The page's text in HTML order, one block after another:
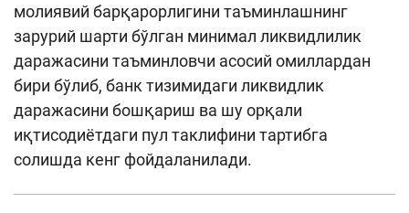
молиявий барқарорлигини таъминлашнинг
зарурий шарти бўлган минимал ликвидлилик
даражасини таъминловчи асосий омиллардан
бири бўлиб, банк тизимидаги ликвидлик
даражасини бошқариш ва шу орқали
иқтисодиётдаги пул таклифини тартибга
солишда кенг фойдаланилади.